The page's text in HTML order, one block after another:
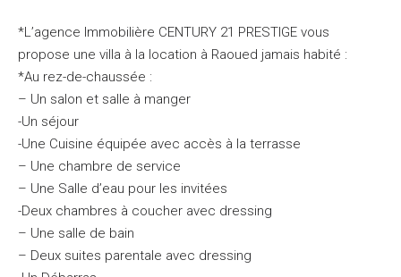
*L’agence Immobilière CENTURY 21 PRESTIGE vous
propose une villa à la location à Raoued jamais habité :
*Au rez-de-chaussée :
– Un salon et salle à manger
-Un séjour
-Une Cuisine équipée avec accès à la terrasse
– Une chambre de service
– Une Salle d’eau pour les invitées
-Deux chambres à coucher avec dressing
– Une salle de bain
– Deux suites parentale avec dressing